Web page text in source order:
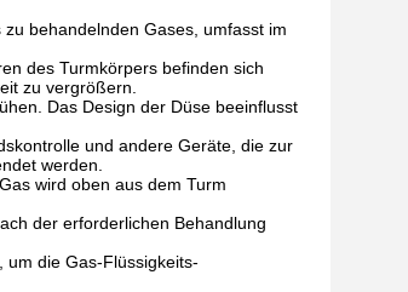
behandelnden Gases, umfasst im
des Turmkörpers befinden sich
zu vergrößern.
Das Design der Düse beeinflusst
und andere Geräte, die zur
werden.
wird oben aus dem Turm
der erforderlichen Behandlung
um die Gas-Flüssigkeits-